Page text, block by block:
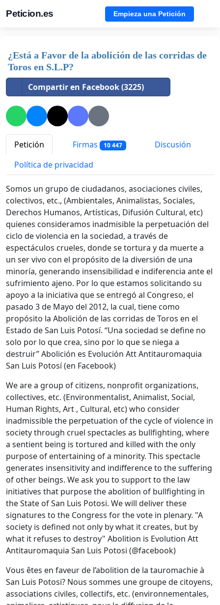
Peticion.es Empieza una Petición
¿Está a Favor de la abolición de las corridas de
Toros en S.L.P?
Compartir en Facebook (3225)
Petición Firmas 10 447
Discusión
Política de privacidad
Somos un grupo de ciudadanos, asociaciones civiles,
colectivos, etc., (Ambientales, Animalistas, Sociales,
Derechos Humanos, Artísticas, Difusión Cultural, etc)
quienes consideramos inadmisible la perpetuación del
ciclo de violencia en la sociedad, a través de
espectáculos crueles, donde se tortura y da muerte a
un ser vivo con el propósito de la diversión de una
minoría, generando insensibilidad e indiferencia ante el
sufrimiento ajeno. Por lo que estamos solicitando su
apoyo a la iniciativa que se entregó al Congreso, el
pasado 3 de Mayo del 2012, la cual, tiene como
propósito la Abolición de las corridas de Toros en el
Estado de San Luis Potosí. “Una sociedad se define no
solo por lo que crea, sino por lo que se niega a
destruir” Abolición es Evolución Att Antitauromaquia
San Luis Potosí (en Facebook)
We are a group of citizens, nonprofit organizations,
collectives, etc. (Environmentalist, Animalist, Social,
Human Rights, Art , Cultural, etc) who consider
inadmissible the perpetuation of the cycle of violence in
society through cruel spectacles as bullfighting, where
a sentient being is tortured and killed with the only
purpose of entertaining of a minority. This spectacle
generates insensitivity and indifference to the suffering
of other beings. We ask you to support to the law
initiatives that purpose the abolition of bullfighting in
the State of San Luis Potosi. We will deliver these
signatures to the Congress for the vote in plenary. "A
society is defined not only by what it creates, but by
what it refuses to destroy" Abolition is Evolution Att
Antitauromaquia San Luis Potosi (@facebook)
Vous êtes en faveur de l’abolition de la tauromachie à
San Luis Potosi? Nous sommes une groupe de citoyens,
associations civiles, collectifs, etc. (environnementales,